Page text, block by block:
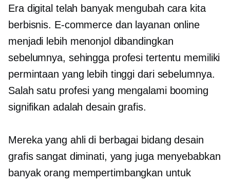
Era digital telah banyak mengubah cara kita
berbisnis. E-commerce dan layanan online
menjadi lebih menonjol dibandingkan
sebelumnya, sehingga profesi tertentu memiliki
permintaan yang lebih tinggi dari sebelumnya.
Salah satu profesi yang mengalami booming
signifikan adalah desain grafis.
Mereka yang ahli di berbagai bidang desain
grafis sangat diminati, yang juga menyebabkan
banyak orang mempertimbangkan untuk